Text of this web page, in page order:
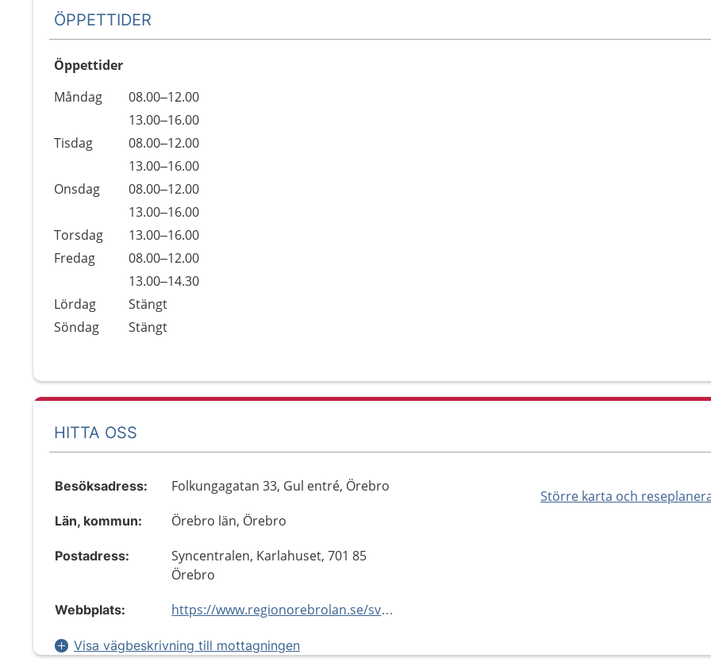
ÖPPETTIDER
Öppettider
Dag
Öppettider
Kommentarer
Måndag
08.00–12.00
13.00–16.00
Tisdag
08.00–12.00
13.00–16.00
Onsdag
08.00–12.00
13.00–16.00
Torsdag
13.00–16.00
Fredag
08.00–12.00
13.00–14.30
Lördag
Stängt
Söndag
Stängt
HITTA OSS
Större karta och
Besöksadress: Folkungagatan 33, Gul entré, Örebro
Län, kommun: Örebro län, Örebro
Postadress:
Syncentralen, Karlahuset, 701 85
Örebro
Webbplats: https://www.regionorebrolan.se/sv/Halsa-och-vard/Om-du-behover-vard/Habilitering/hitta-habilitering/Syncentralen/
Visa vägbeskrivning till mottagningen